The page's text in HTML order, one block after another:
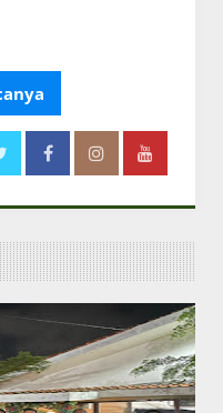
MIGHT BE LOOKING FOR